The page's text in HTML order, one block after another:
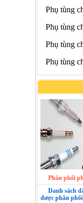
Phụ tùng
Phụ tùng
Phụ tùng
Phụ tùng
Phân phối
Danh sách
được phân